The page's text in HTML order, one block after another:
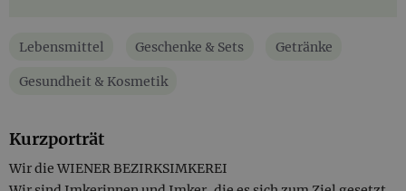
Lebensmittel Geschenke & Sets Getränke
Gesundheit & Kosmetik
Kurzporträt
Wir die WIENER BEZIRKSIMKEREI